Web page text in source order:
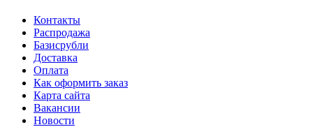
Контакты
Распродажа
Базисрубли
Доставка
Оплата
Как оформить заказ
Карта сайта
Вакансии
Новости